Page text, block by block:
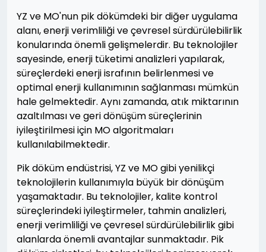
YZ ve MO'nun pik dökümdeki bir diğer uygulama
alanı, enerji verimliliği ve çevresel sürdürülebilirlik
konularında önemli gelişmelerdir. Bu teknolojiler
sayesinde, enerji tüketimi analizleri yapılarak,
süreçlerdeki enerji israfının belirlenmesi ve
optimal enerji kullanımının sağlanması mümkün
hale gelmektedir. Aynı zamanda, atık miktarının
azaltılması ve geri dönüşüm süreçlerinin
iyileştirilmesi için MO algoritmaları
kullanılabilmektedir.
Pik döküm endüstrisi, YZ ve MO gibi yenilikçi
teknolojilerin kullanımıyla büyük bir dönüşüm
yaşamaktadır. Bu teknolojiler, kalite kontrol
süreçlerindeki iyileştirmeler, tahmin analizleri,
enerji verimliliği ve çevresel sürdürülebilirlik gibi
alanlarda önemli avantajlar sunmaktadır. Pik